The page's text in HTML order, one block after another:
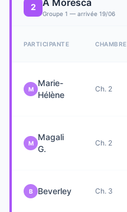
2 A Moresca
Groupe 1 — arrivée 19/06
PARTICIPANTE CHAMBRE
M
Marie-
Hélène
Ch. 2
M
Magali
G.
Ch. 2
B Beverley Ch. 3